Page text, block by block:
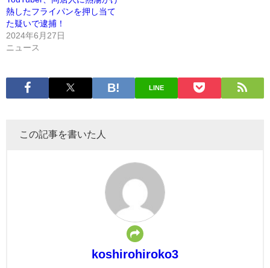
熱したフライパンを押し当て
た疑いで逮捕！
2024年6月27日
ニュース
LINE
この記事を書いた人
koshirohiroko3